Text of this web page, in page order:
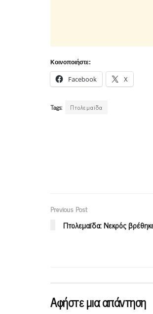
Κοινοποιήστε:
Facebook X
Tags: Πτολεμαϊδα
Previous Post
Πτολεμαϊδα: Νεκρός
Αφήστε μια απάντηση